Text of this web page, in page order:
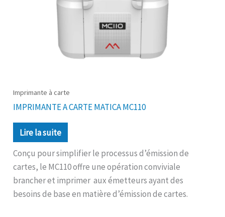
Imprimante à carte
IMPRIMANTE A CARTE MATICA MC110
Lire la suite
Conçu pour simplifier le processus d’émission de
cartes, le MC110 offre une opération conviviale
brancher et imprimer aux émetteurs ayant des
besoins de base en matière d’émission de cartes.